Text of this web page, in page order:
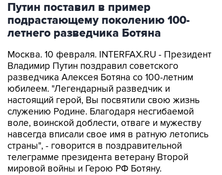
Путин поставил в пример
подрастающему поколению 100-
летнего разведчика Ботяна
Москва. 10 февраля. INTERFAX.RU - Президент
Владимир Путин поздравил советского
разведчика Алексея Ботяна со 100-летним
юбилеем. "Легендарный разведчик и
настоящий герой, Вы посвятили свою жизнь
служению Родине. Благодаря несгибаемой
воле, воинской доблести, отваге и мужеству
навсегда вписали свое имя в ратную летопись
страны", - говорится в поздравительной
телеграмме президента ветерану Второй
мировой войны и Герою РФ Ботяну.